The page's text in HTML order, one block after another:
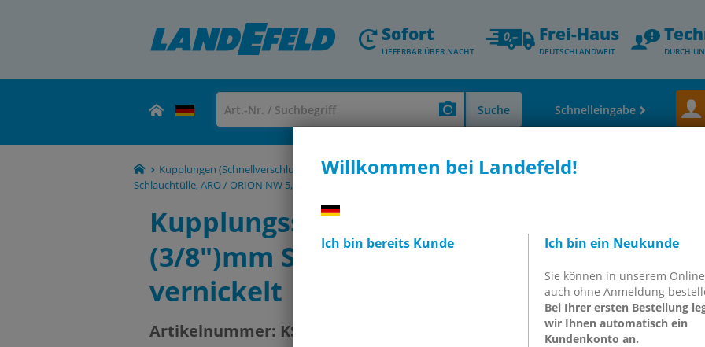
Willkommen bei Landefeld!
Ich bin bereits Kunde Ich bin ein Neukunde
Sie können in unserem
auch ohne Anmeldung
Bei Ihrer ersten Bestellung
wir Ihnen automatisch ein
Kundenkonto an.
Sofort
LIEFERBAR ÜBER NACHT
Frei-Haus
DEUTSCHLANDWEIT DURCH
Suche Schnelleingabe
Kupplungen (Schnellverschlusskupplungen, Hydraulikkupplungen & andere) Schnellverschluss-Kupplungen, ARO/
Schlauchtülle, ARO / ORION NW 5,5
Kupplungsstecker (ARO/ORION) 9
(3/8")mm Schlauch, Stahl gehärtet &
vernickelt
Artikelnummer: KSS 9 ARO5 ST